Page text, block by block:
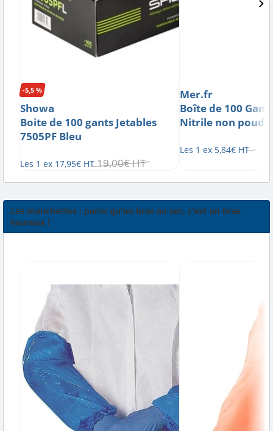
-5,5 %
Showa
Boite de 100 gants Jetables
7505PF Bleu
Les 1 ex 17,95€ HT 19,00€HT
Mer.fr
Boîte de 100
Les 1 ex 5,84€ HT
Les manchettes : parce qu’un bras au sec, c’est un bras
heureux !